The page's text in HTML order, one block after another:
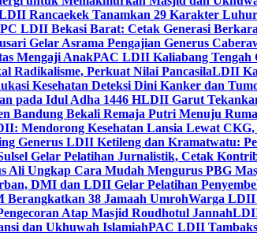
Rancaekek Tanamkan 29 Karakter
LDII Bekasi Barat: Cetak Generasi
Gelar Asrama Pengajian Generus
Mengaji AnakPAC LDII Kaliabang Tengah
Radikalisme, Perkuat Nilai PancasilaLDII
Kesehatan Deteksi Dini Kanker dan
pada Idul Adha 1446 HLDII Garut
Bandung Bekali Remaja Putri Menuju
Mendorong Kesehatan Lansia Lewat
Generus LDII Ketileng dan Kramatwatu:
Gelar Pelatihan Jurnalistik, Cetak
Ali Ungkap Cara Mudah Mengurus PBG
DMI dan LDII Gelar Pelatihan
38 Jamaah UmrohWarga LDII
Atap Masjid Roudhotul Jannah
dan Ukhuwah IslamiahPAC LDII